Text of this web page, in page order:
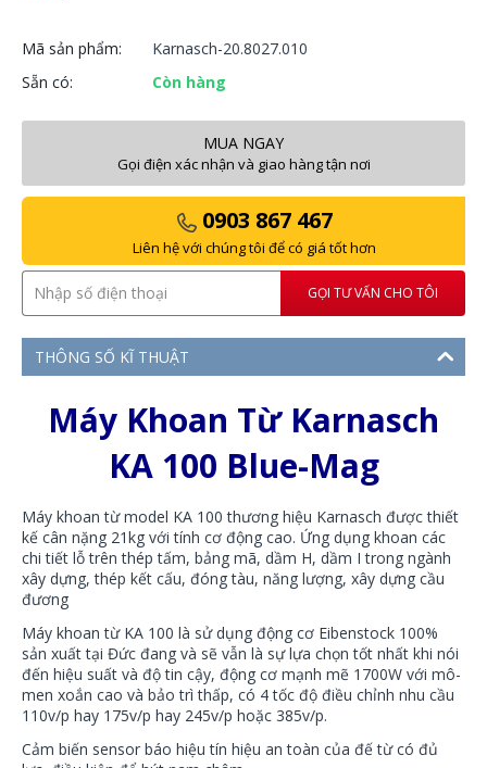
Mã sản phẩm:
Karnasch-20.8027.010
Sẵn có:
Còn hàng
MUA NGAY
Gọi điện xác nhận và giao hàng tận nơi
0903 867 467
Liên hệ với chúng tôi để có giá tốt hơn
GỌI TƯ VẤN CHO TÔI
THÔNG SỐ KĨ THUẬT
Máy Khoan Từ Karnasch
KA 100 Blue-Mag
Máy khoan từ model KA 100 thương hiệu Karnasch được thiết
kế cân nặng 21kg với tính cơ động cao. Ứng dụng khoan các
chi tiết lỗ trên thép tấm, bảng mã, dầm H, dầm I trong ngành
xây dựng, thép kết cấu, đóng tàu, năng lượng, xây dựng cầu
đương
Máy khoan từ KA 100 là sử dụng động cơ Eibenstock 100%
sản xuất tại Đức đang và sẽ vẫn là sự lựa chọn tốt nhất khi nói
đến hiệu suất và độ tin cậy, động cơ mạnh mẽ 1700W với mô-
men xoắn cao và bảo trì thấp, có 4 tốc độ điều chỉnh nhu cầu
110v/p hay 175v/p hay 245v/p hoặc 385v/p.
Cảm biến sensor báo hiệu tín hiệu an toàn của đế từ có đủ